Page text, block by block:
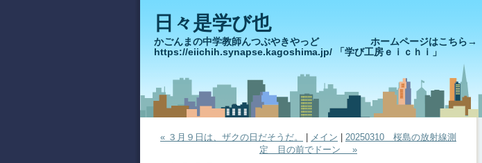
日々是学び也
かごんまの中学教師んつぶやきやっど ホームページはこちら→
https://eiichih.synapse.kagoshima.jp/ 「学び工房ｅｉｃｈｉ」
« ３月９日は、ザクの日だそうだ。 メイン
20250310 桜島の放射線測
定 目の前でドーン »